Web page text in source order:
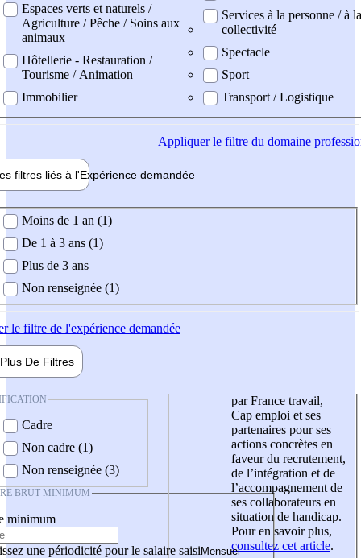
Espaces verts et naturels /
Agriculture / Pêche / Soins aux
animaux
Hôtellerie - Restauration /
Tourisme / Animation
Immobilier
Services à la personne / à la
collectivité
Spectacle
Sport
Transport / Logistique
Appliquerle filtre du domaine
filtres liés à l'Expérience demandée
demandée
Moins de 1 an (1)
De 1 à 3 ans (1)
Plus de 3 ans
Non renseignée (1)
le filtre de l'expérience demandée
Plus De Filtres
Cadre
Non cadre (1)
Non renseignée (3)
BRUT MINIMUM
minimum
une périodicité pour le salaire saisi
par France travail,
Cap emploi et ses
partenaires pour ses
actions concrètes en
faveur du recrutement,
de l’intégration et de
l’accompagnement de
ses collaborateurs en
situation de handicap.
Pour en savoir plus,
consultez cet article.